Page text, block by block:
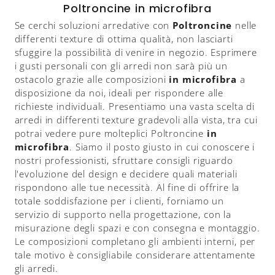
Poltroncine in microfibra
Se cerchi soluzioni arredative con Poltroncine nelle
differenti texture di ottima qualità, non lasciarti
sfuggire la possibilità di venire in negozio. Esprimere
i gusti personali con gli arredi non sarà più un
ostacolo grazie alle composizioni in microfibra a
disposizione da noi, ideali per rispondere alle
richieste individuali. Presentiamo una vasta scelta di
arredi in differenti texture gradevoli alla vista, tra cui
potrai vedere pure molteplici Poltroncine in
microfibra. Siamo il posto giusto in cui conoscere i
nostri professionisti, sfruttare consigli riguardo
l'evoluzione del design e decidere quali materiali
rispondono alle tue necessità. Al fine di offrire la
totale soddisfazione per i clienti, forniamo un
servizio di supporto nella progettazione, con la
misurazione degli spazi e con consegna e montaggio.
Le composizioni completano gli ambienti interni, per
tale motivo è consigliabile considerare attentamente
gli arredi.